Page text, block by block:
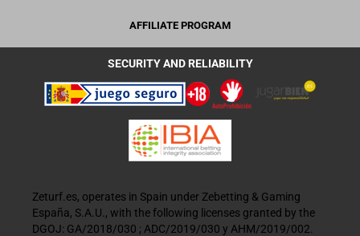
AFFILIATE PROGRAM
SECURITY AND RELIABILITY
Zeturf.es, operates in Spain under Zebetting & Gaming
España, S.A.U., with the following licenses granted by the
DGOJ: GA/2018/030 ; ADC/2019/030 y AHM/2019/002.